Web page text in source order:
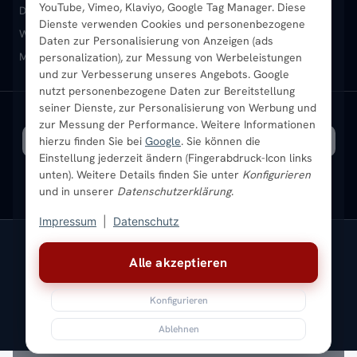
Alle akzeptieren
Konfigurieren
Ablehnen
YouTube, Vimeo, Klaviyo, Google Tag Manager. Diese
Dienste verwenden Cookies und personenbezogene
Daten zur Personalisierung von Anzeigen (ads
personalization), zur Messung von Werbeleistungen
und zur Verbesserung unseres Angebots. Google
nutzt personenbezogene Daten zur Bereitstellung
seiner Dienste, zur Personalisierung von Werbung und
zur Messung der Performance. Weitere Informationen
hierzu finden Sie bei Google. Sie können die
Einstellung jederzeit ändern (Fingerabdruck-Icon links
unten). Weitere Details finden Sie unter Konfigurieren
und in unserer Datenschutzerklärung.
Impressum Datenschutz
Heizkörper-Zubehör
Montageservice vor Ort
Sendung verfolgen
Karriere
Ratgeber
Bestpreisgarantie
Newsletter
Aktuelle Angebote
Design-HeizkörperPaneelheizkörperVertikal-Heizkörper
Wandheizkörper Wohnraum-Heizkörper Badheizkörper Schwarz
Mischbetrieb-HeizkörperHeizkörper-ZubehörAktuelle Angebote
SICHERE ZAHLUNG VERSAND MIT
* Alle Preise inkl. gesetzlicher USt. |Kostenloser Versand
ImpressumDatenschutzAGBWiderrufsbelehrungVersandkosten
BatteriegesetzSitemap